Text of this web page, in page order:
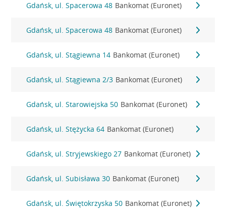
Gdańsk, ul. Spacerowa 48 Bankomat (Euronet)
Gdańsk, ul. Spacerowa 48 Bankomat (Euronet)
Gdańsk, ul. Stągiewna 14 Bankomat (Euronet)
Gdańsk, ul. Stągiewna 2/3 Bankomat (Euronet)
Gdańsk, ul. Starowiejska 50 Bankomat (Euronet)
Gdańsk, ul. Stężycka 64 Bankomat (Euronet)
Gdańsk, ul. Stryjewskiego 27 Bankomat (Euronet)
Gdańsk, ul. Subisława 30 Bankomat (Euronet)
Gdańsk, ul. Świętokrzyska 50 Bankomat (Euronet)